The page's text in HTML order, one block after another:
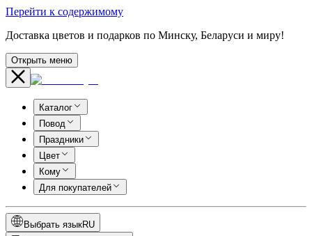
Перейти к содержимому
Доставка цветов и подарков по Минску, Беларуси и миру!
Открыть меню
Каталог
Повод
Праздники
Цвет
Кому
Для покупателей
Выбрать языкRU